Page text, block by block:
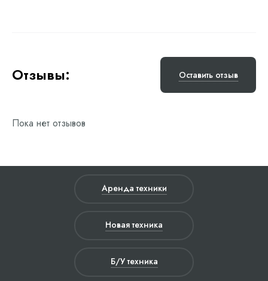
Отзывы: Оставить отзыв
Пока нет отзывов
Аренда техники
Новая техника
Б/У техника